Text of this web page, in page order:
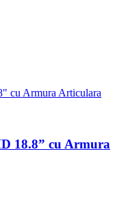
18.8” cu Armura